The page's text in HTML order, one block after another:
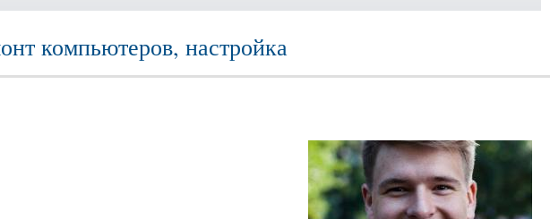
компьютеров, настройка